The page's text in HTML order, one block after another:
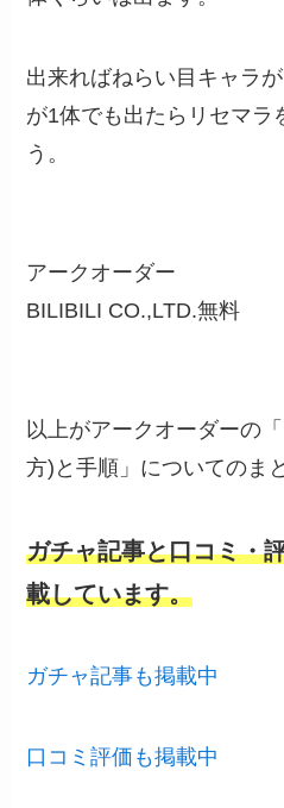
出来ればねらい目キャラ
が1体でも出たらリセマラ
う。
アークオーダー
BILIBILI CO.,LTD.無料
以上がアークオーダーの
方)と手順」についてのま
ガチャ記事と口コミ・
載しています。
ガチャ記事も掲載中
口コミ評価も掲載中